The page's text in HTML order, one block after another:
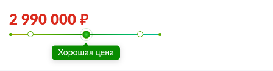
2 990 000 ₽